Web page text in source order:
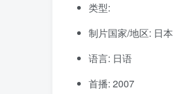
类型:
制片国家/地区: 日本
语言: 日语
首播: 2007